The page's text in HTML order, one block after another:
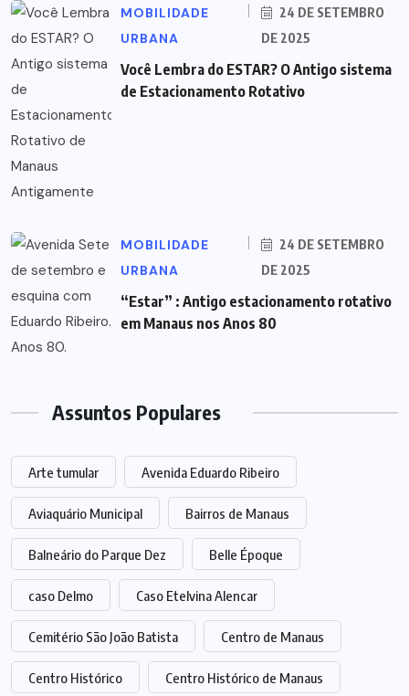
MOBILIDADE
URBANA
24 DE SETEMBRO
DE 2025
Você Lembra do ESTAR? O Antigo sistema
de Estacionamento Rotativo
MOBILIDADE
URBANA
24 DE SETEMBRO
DE 2025
“Estar” : Antigo estacionamento rotativo
em Manaus nos Anos 80
Assuntos Populares
Arte tumular Avenida Eduardo Ribeiro
Aviaquário Municipal Bairros de Manaus
Balneário do Parque Dez Belle Époque
caso Delmo Caso Etelvina Alencar
Cemitério São João Batista Centro de Manaus
Centro Histórico Centro Histórico de Manaus